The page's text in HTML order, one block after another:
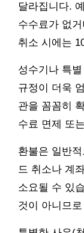
달라집니다.
수수료가 없
취소 시에는
성수기나 특
규정이 더욱
관을 꼼꼼히
수료 면제 또
환불은 일반
드 취소나 계
소요될 수 있
것이 아니므